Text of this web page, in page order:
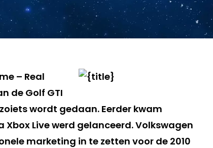
– Real
de Golf GTI
wordt gedaan. Eerder kwam
Live werd gelanceerd. Volkswagen
marketing in te zetten voor de 2010